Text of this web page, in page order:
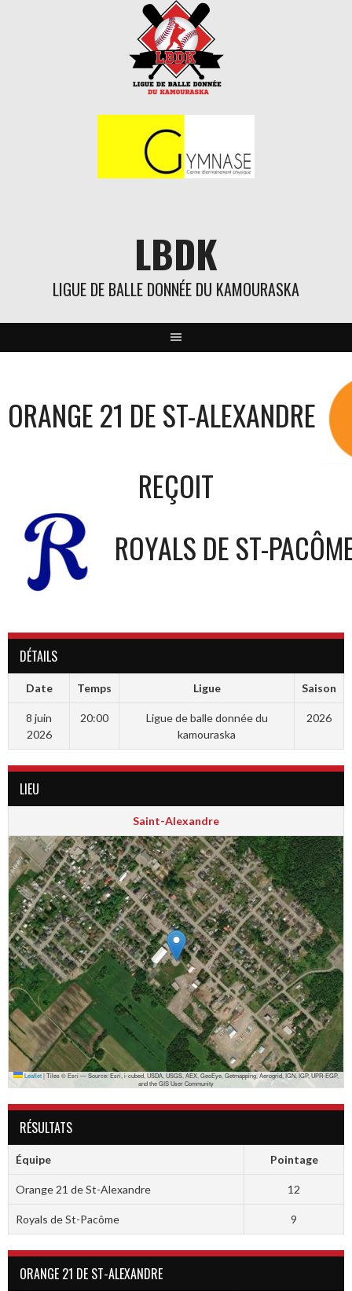
LBDK
LIGUE DE BALLE DONNÉE DU KAMOURASKA
ORANGE 21 DE ST-ALEXANDRE
REÇOIT
ROYALS DE ST-
DÉTAILS
Date Temps Ligue Saison
8 juin
2026
20:00
Ligue de balle donnée du
kamouraska
2026
LIEU
Saint-Alexandre
Leaflet|Tiles © Esri — Source: Esri, i-cubed, USDA, USGS, AEX, GeoEye, Getmapping, Aerogrid, IGN, IGP, UPR-EGP,
and the GIS User Community
RÉSULTATS
Équipe Pointage
Orange 21 de St-Alexandre 12
Royals de St-Pacôme 9
ORANGE 21 DE ST-ALEXANDRE